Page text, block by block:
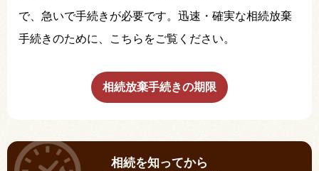
で、急いで手続きが必要です。迅速・確実な相続放棄
手続きのために、こちらをご覧ください。
相続放棄手続きの期限
相続を知ってから